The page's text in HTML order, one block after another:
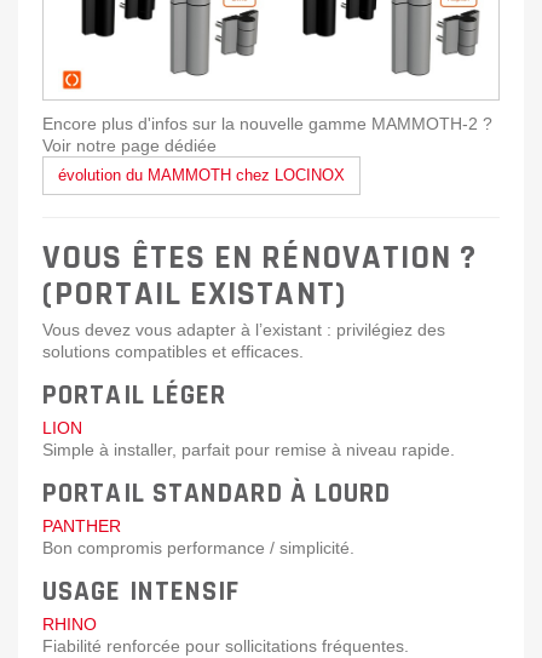
Encore plus d'infos sur la nouvelle gamme MAMMOTH-2 ?
Voir notre page dédiée
évolution du MAMMOTH chez LOCINOX
VOUS ÊTES EN RÉNOVATION ?
(PORTAIL EXISTANT)
Vous devez vous adapter à l’existant : privilégiez des
solutions compatibles et efficaces.
PORTAIL LÉGER
LION
Simple à installer, parfait pour remise à niveau rapide.
PORTAIL STANDARD À LOURD
PANTHER
Bon compromis performance / simplicité.
USAGE INTENSIF
RHINO
Fiabilité renforcée pour sollicitations fréquentes.